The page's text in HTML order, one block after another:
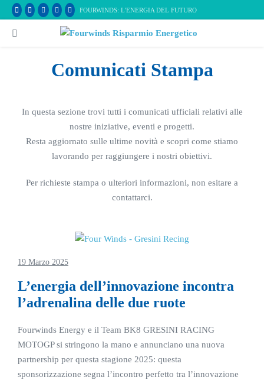
Salta
al
contenuto
FOURWINDS: L'ENERGIA DEL FUTURO
Comunicati Stampa
In questa sezione trovi tutti i comunicati ufficiali relativi alle
nostre iniziative, eventi e progetti.
Resta aggiornato sulle ultime novità e scopri come stiamo
lavorando per raggiungere i nostri obiettivi.
Per richieste stampa o ulteriori informazioni, non esitare a
contattarci.
19 Marzo 2025
L’energia dell’innovazione incontra
l’adrenalina delle due ruote
Fourwinds Energy e il Team BK8 GRESINI RACING
MOTOGP si stringono la mano e annunciano una nuova
partnership per questa stagione 2025: questa
sponsorizzazione segna l’incontro perfetto tra l’innovazione